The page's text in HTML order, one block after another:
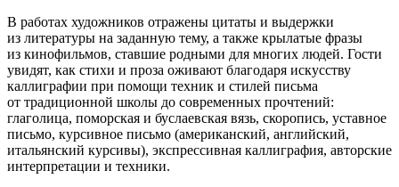
В работах художников отражены цитаты и выдержки
из литературы на заданную тему, а также крылатые фразы
из кинофильмов, ставшие родными для многих людей. Гости
увидят, как стихи и проза оживают благодаря искусству
каллиграфии при помощи техник и стилей письма
от традиционной школы до современных прочтений:
глаголица, поморская и буслаевская вязь, скоропись, уставное
письмо, курсивное письмо (американский, английский,
итальянский курсивы), экспрессивная каллиграфия, авторские
интерпретации и техники.